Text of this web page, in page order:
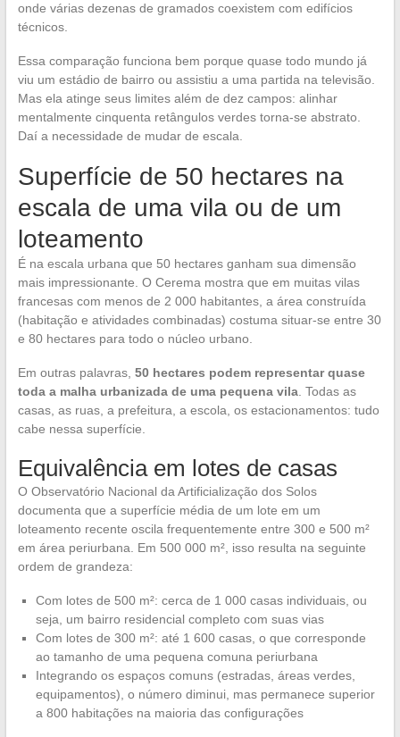
onde várias dezenas de gramados coexistem com edifícios
técnicos.
Essa comparação funciona bem porque quase todo mundo já
viu um estádio de bairro ou assistiu a uma partida na televisão.
Mas ela atinge seus limites além de dez campos: alinhar
mentalmente cinquenta retângulos verdes torna-se abstrato.
Daí a necessidade de mudar de escala.
Superfície de 50 hectares na
escala de uma vila ou de um
loteamento
É na escala urbana que 50 hectares ganham sua dimensão
mais impressionante. O Cerema mostra que em muitas vilas
francesas com menos de 2 000 habitantes, a área construída
(habitação e atividades combinadas) costuma situar-se entre 30
e 80 hectares para todo o núcleo urbano.
Em outras palavras, 50 hectares podem representar quase
toda a malha urbanizada de uma pequena vila. Todas as
casas, as ruas, a prefeitura, a escola, os estacionamentos: tudo
cabe nessa superfície.
Equivalência em lotes de casas
O Observatório Nacional da Artificialização dos Solos
documenta que a superfície média de um lote em um
loteamento recente oscila frequentemente entre 300 e 500 m²
em área periurbana. Em 500 000 m², isso resulta na seguinte
ordem de grandeza:
Com lotes de 500 m²: cerca de 1 000 casas individuais, ou
seja, um bairro residencial completo com suas vias
Com lotes de 300 m²: até 1 600 casas, o que corresponde
ao tamanho de uma pequena comuna periurbana
Integrando os espaços comuns (estradas, áreas verdes,
equipamentos), o número diminui, mas permanece superior
a 800 habitações na maioria das configurações